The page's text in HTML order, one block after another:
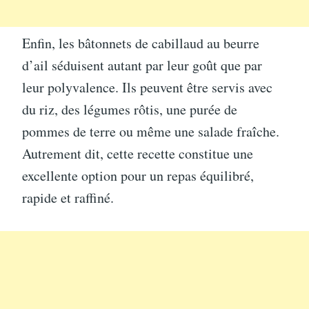
Enfin, les bâtonnets de cabillaud au beurre
d’ail séduisent autant par leur goût que par
leur polyvalence. Ils peuvent être servis avec
du riz, des légumes rôtis, une purée de
pommes de terre ou même une salade fraîche.
Autrement dit, cette recette constitue une
excellente option pour un repas équilibré,
rapide et raffiné.